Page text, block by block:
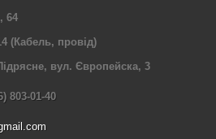
64
(Кабель, провід)
вул. Європейска, 3
803-01-40